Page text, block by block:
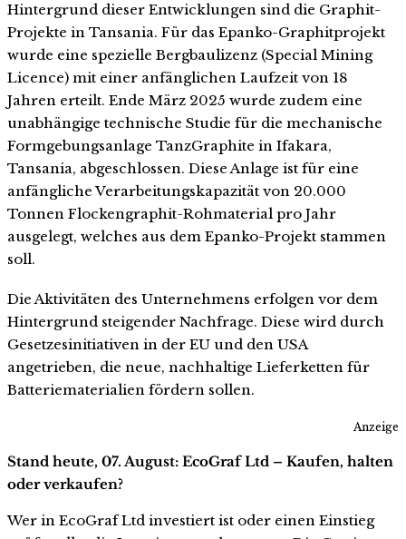
Hintergrund dieser Entwicklungen sind die Graphit-
Projekte in Tansania. Für das Epanko-Graphitprojekt
wurde eine spezielle Bergbaulizenz (Special Mining
Licence) mit einer anfänglichen Laufzeit von 18
Jahren erteilt. Ende März 2025 wurde zudem eine
unabhängige technische Studie für die mechanische
Formgebungsanlage TanzGraphite in Ifakara,
Tansania, abgeschlossen. Diese Anlage ist für eine
anfängliche Verarbeitungskapazität von 20.000
Tonnen Flockengraphit-Rohmaterial pro Jahr
ausgelegt, welches aus dem Epanko-Projekt stammen
soll.
Die Aktivitäten des Unternehmens erfolgen vor dem
Hintergrund steigender Nachfrage. Diese wird durch
Gesetzesinitiativen in der EU und den USA
angetrieben, die neue, nachhaltige Lieferketten für
Batteriematerialien fördern sollen.
Anzeige
Stand heute, 07. August: EcoGraf Ltd – Kaufen, halten
oder verkaufen?
Wer in EcoGraf Ltd investiert ist oder einen Einstieg